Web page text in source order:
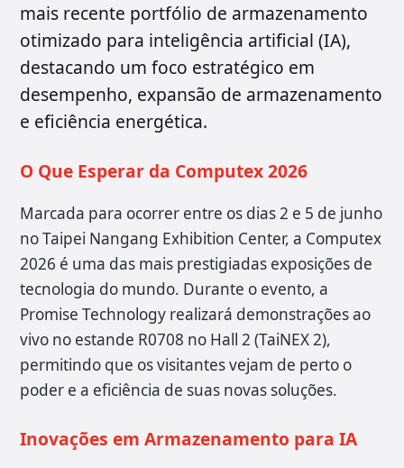
mais recente portfólio de armazenamento
otimizado para inteligência artificial (IA),
destacando um foco estratégico em
desempenho, expansão de armazenamento
e eficiência energética.
O Que Esperar da Computex 2026
Marcada para ocorrer entre os dias 2 e 5 de junho
no Taipei Nangang Exhibition Center, a Computex
2026 é uma das mais prestigiadas exposições de
tecnologia do mundo. Durante o evento, a
Promise Technology realizará demonstrações ao
vivo no estande R0708 no Hall 2 (TaiNEX 2),
permitindo que os visitantes vejam de perto o
poder e a eficiência de suas novas soluções.
Inovações em Armazenamento para IA